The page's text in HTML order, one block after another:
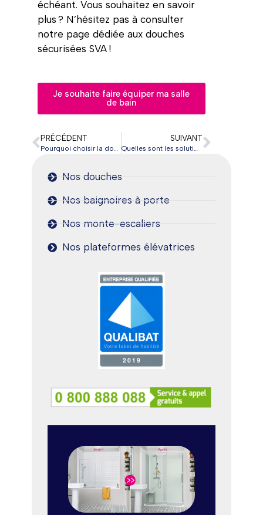
échéant. Vous souhaitez en savoir
plus ? N’hésitez pas à consulter
notre page dédiée aux douches
sécurisées SVA !
Je souhaite faire équiper ma salle
de bain
PRÉCÉDENT
Pourquoi choisir la douche de plain-pied pour améliorer l’autonomie des personnes âgées ?
SUIVANT
Quelles sont les solutions pour aménager son habitation et préserver son autonomie ?
Nos douches
Nos baignoires à porte
Nos monte-escaliers
Nos plateformes élévatrices